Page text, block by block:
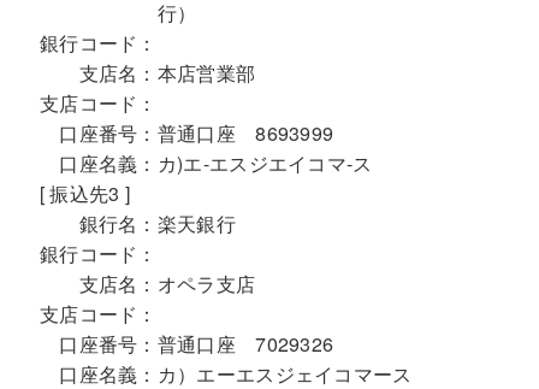
行）
銀行コード：
支店名： 本店営業部
支店コード：
口座番号： 普通口座 8693999
口座名義： カ)エ-エスジエイコマ-ス
[ 振込先3 ]
銀行名： 楽天銀行
銀行コード：
支店名： オペラ支店
支店コード：
口座番号： 普通口座 7029326
口座名義： カ）エーエスジェイコマース